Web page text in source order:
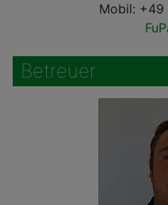
Mobil: +49
Betreuer